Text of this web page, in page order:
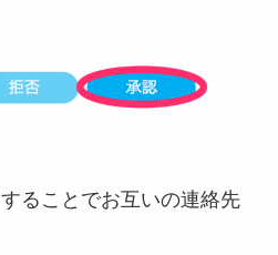
することでお互いの連絡先